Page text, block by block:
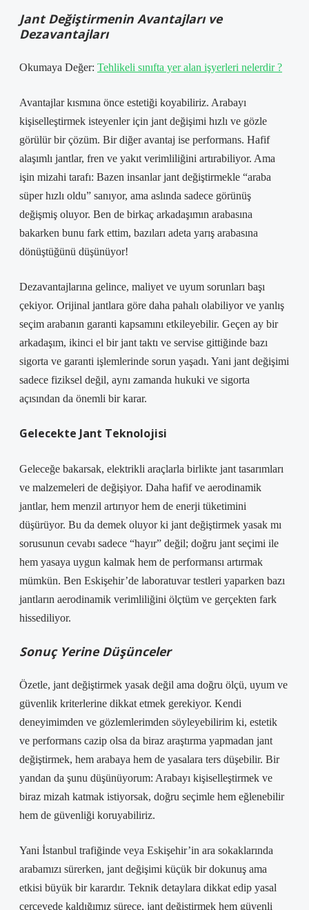
Jant Değiştirmenin Avantajları ve
Dezavantajları
Okumaya Değer: Tehlikeli sınıfta yer alan işyerleri nelerdir ?
Avantajlar kısmına önce estetiği koyabiliriz. Arabayı
kişiselleştirmek isteyenler için jant değişimi hızlı ve gözle
görülür bir çözüm. Bir diğer avantaj ise performans. Hafif
alaşımlı jantlar, fren ve yakıt verimliliğini artırabiliyor. Ama
işin mizahi tarafı: Bazen insanlar jant değiştirmekle “araba
süper hızlı oldu” sanıyor, ama aslında sadece görünüş
değişmiş oluyor. Ben de birkaç arkadaşımın arabasına
bakarken bunu fark ettim, bazıları adeta yarış arabasına
dönüştüğünü düşünüyor!
Dezavantajlarına gelince, maliyet ve uyum sorunları başı
çekiyor. Orijinal jantlara göre daha pahalı olabiliyor ve yanlış
seçim arabanın garanti kapsamını etkileyebilir. Geçen ay bir
arkadaşım, ikinci el bir jant taktı ve servise gittiğinde bazı
sigorta ve garanti işlemlerinde sorun yaşadı. Yani jant değişimi
sadece fiziksel değil, aynı zamanda hukuki ve sigorta
açısından da önemli bir karar.
Gelecekte Jant Teknolojisi
Geleceğe bakarsak, elektrikli araçlarla birlikte jant tasarımları
ve malzemeleri de değişiyor. Daha hafif ve aerodinamik
jantlar, hem menzil artırıyor hem de enerji tüketimini
düşürüyor. Bu da demek oluyor ki jant değiştirmek yasak mı
sorusunun cevabı sadece “hayır” değil; doğru jant seçimi ile
hem yasaya uygun kalmak hem de performansı artırmak
mümkün. Ben Eskişehir’de laboratuvar testleri yaparken bazı
jantların aerodinamik verimliliğini ölçtüm ve gerçekten fark
hissediliyor.
Sonuç Yerine Düşünceler
Özetle, jant değiştirmek yasak değil ama doğru ölçü, uyum ve
güvenlik kriterlerine dikkat etmek gerekiyor. Kendi
deneyimimden ve gözlemlerimden söyleyebilirim ki, estetik
ve performans cazip olsa da biraz araştırma yapmadan jant
değiştirmek, hem arabaya hem de yasalara ters düşebilir. Bir
yandan da şunu düşünüyorum: Arabayı kişiselleştirmek ve
biraz mizah katmak istiyorsak, doğru seçimle hem eğlenebilir
hem de güvenliği koruyabiliriz.
Yani İstanbul trafiğinde veya Eskişehir’in ara sokaklarında
arabamızı sürerken, jant değişimi küçük bir dokunuş ama
etkisi büyük bir karardır. Teknik detaylara dikkat edip yasal
çerçevede kaldığımız sürece, jant değiştirmek hem güvenli